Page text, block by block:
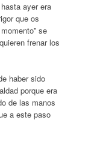
ayer era
que os
se
frenar los
haber sido
porque era
de las manos
a este paso